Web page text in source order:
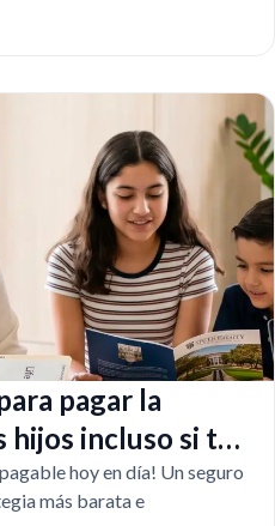
pagar la
hijos incluso si tú
hoy en día! Un seguro
más barata e